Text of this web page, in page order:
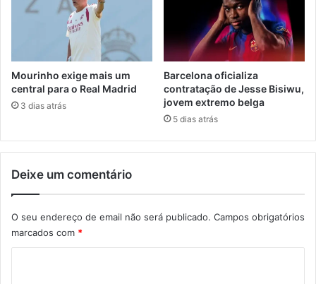
Mourinho exige mais um
central para o Real Madrid
3 dias atrás
Barcelona oficializa
contratação de Jesse Bisiwu,
jovem extremo belga
5 dias atrás
Deixe um comentário
O seu endereço de email não será publicado. Campos obrigatórios
marcados com *